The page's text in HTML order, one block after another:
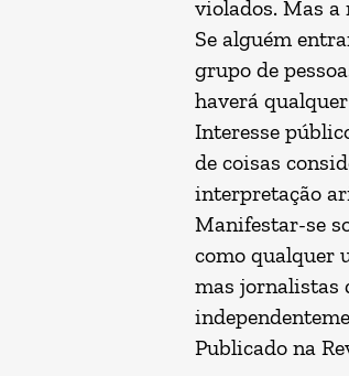
violados. Mas a
Se alguém
grupo de
haverá
Interesse
de coisas
interpretação
Manifestar-se
como qualquer
mas jornalistas
Publicado na